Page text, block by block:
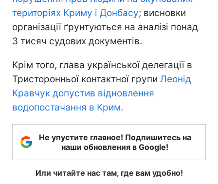
територіях Криму і Донбасу; висновки
організації ґрунтуються на аналізі понад
3 тисяч судових документів.
Крім того, глава української делегації в
Тристоронньої контактної групи Леонід
Кравчук допустив відновлення
водопостачання в Крим.
Не упустите главное! Подпишитесь на
наши обновления в Google!
Или читайте нас там, где вам удобно!